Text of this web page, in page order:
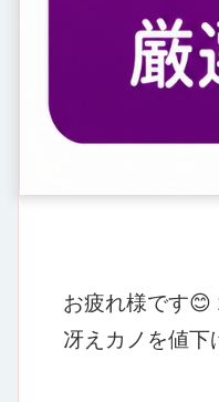
お疲れ様です😊
冴えカノを値下